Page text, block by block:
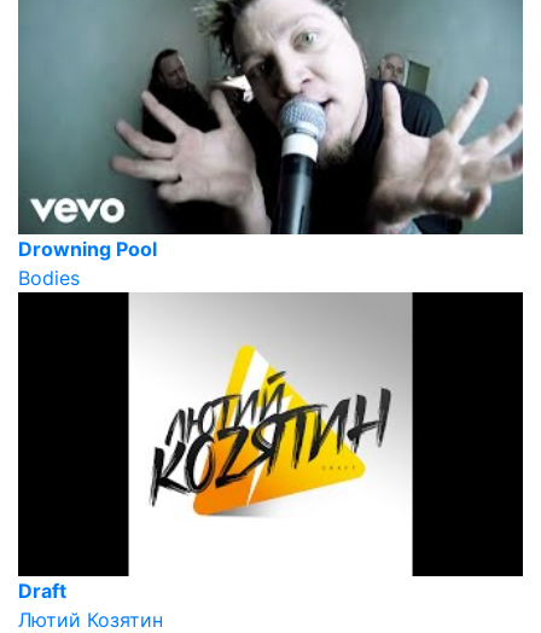
Drowning Pool
Bodies
Draft
Лютий Козятин